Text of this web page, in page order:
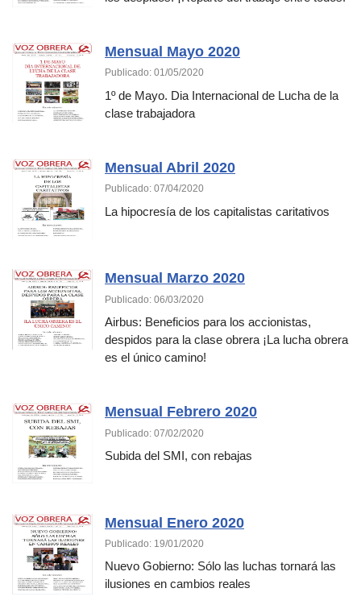
Mensual Mayo 2020
Publicado: 01/05/2020
1º de Mayo. Dia Internacional de Lucha de la
clase trabajadora
Mensual Abril 2020
Publicado: 07/04/2020
La hipocresía de los capitalistas caritativos
Mensual Marzo 2020
Publicado: 06/03/2020
Airbus: Beneficios para los accionistas,
despidos para la clase obrera ¡La lucha obrera
es el único camino!
Mensual Febrero 2020
Publicado: 07/02/2020
Subida del SMI, con rebajas
Mensual Enero 2020
Publicado: 19/01/2020
Nuevo Gobierno: Sólo las luchas tornará las
ilusiones en cambios reales